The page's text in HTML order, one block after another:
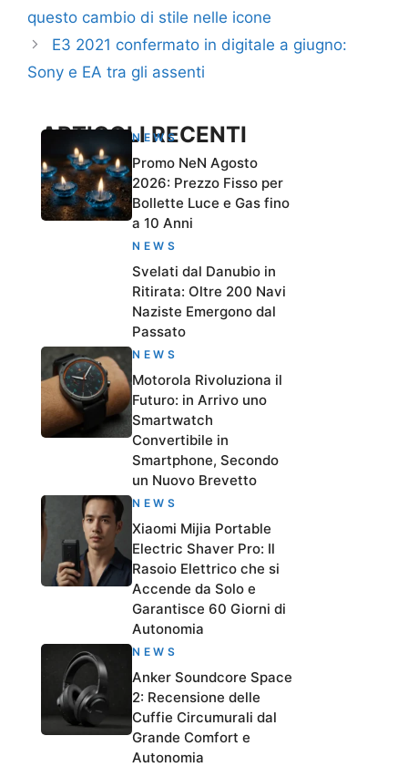
questo cambio di stile nelle icone
E3 2021 confermato in digitale a giugno:
Sony e EA tra gli assenti
ARTICOLI RECENTI
NEWS
Promo NeN Agosto
2026: Prezzo Fisso per
Bollette Luce e Gas fino
a 10 Anni
NEWS
Svelati dal Danubio in
Ritirata: Oltre 200 Navi
Naziste Emergono dal
Passato
NEWS
Motorola Rivoluziona il
Futuro: in Arrivo uno
Smartwatch
Convertibile in
Smartphone, Secondo
un Nuovo Brevetto
NEWS
Xiaomi Mijia Portable
Electric Shaver Pro: Il
Rasoio Elettrico che si
Accende da Solo e
Garantisce 60 Giorni di
Autonomia
NEWS
Anker Soundcore Space
2: Recensione delle
Cuffie Circumurali dal
Grande Comfort e
Autonomia